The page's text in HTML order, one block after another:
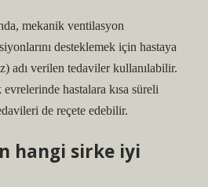
mekanik ventilasyon
desteklemek için hastaya
adı verilen tedaviler kullanılabilir.
hastalara kısa süreli
de reçete edebilir.
hangi sirke iyi